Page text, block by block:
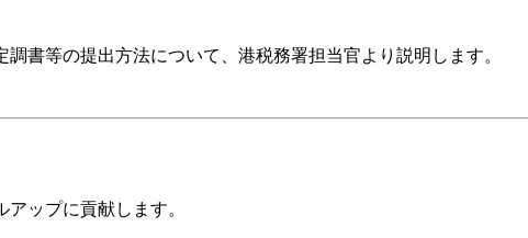
書等の提出方法について、港税務署担当官より説明します。
ップに貢献します。